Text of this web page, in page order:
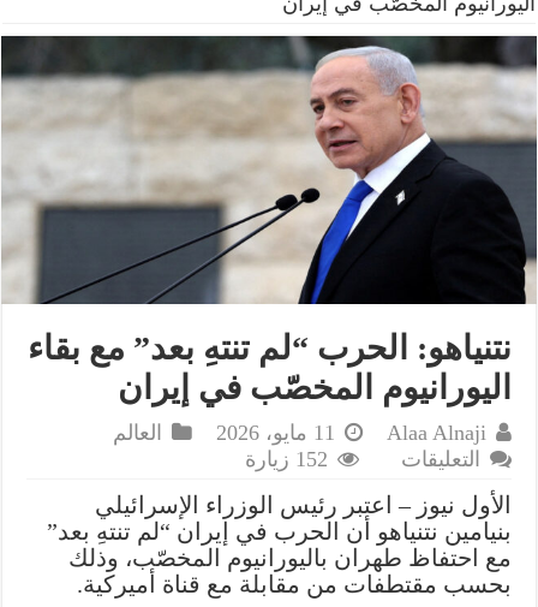
نتنياهو: الحرب “لم تنتهِ بعد” مع بقاء
اليورانيوم المخصّب في إيران
Alaa Alnaji 11 مايو، 2026
العالم
التعليقات
الحرب
“لم
تنتهِ
بعد”
152 زيارة
الأول نيوز – اعتبر رئيس الوزراء الإسرائيلي
بنيامين نتنياهو أن الحرب في إيران “لم تنتهِ بعد”
مع احتفاظ طهران باليورانيوم المخصّب، وذلك
بحسب مقتطفات من مقابلة مع قناة أميركية.